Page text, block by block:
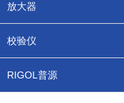
放大器
校验仪
RIGOL普源